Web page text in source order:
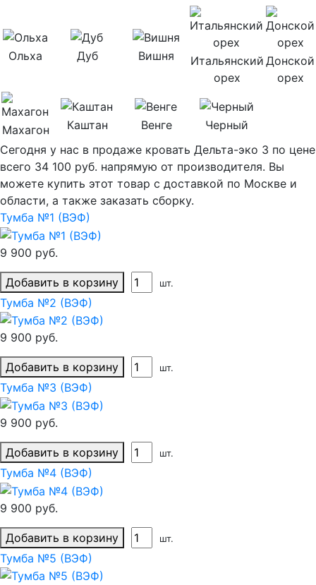
Ольха Дуб Вишня
Итальянский
орех
Донской
орех
Махагон Каштан Венге
Черный
Сегодня у нас в продаже кровать Дельта-эко 3 по цене
всего 34 100 руб. напрямую от производителя. Вы
можете купить этот товар с доставкой по Москве и
области, а также заказать сборку.
Тумба №1 (ВЭФ)
9 900 руб.
Добавить в корзину шт.
Тумба №2 (ВЭФ)
9 900 руб.
Добавить в корзину шт.
Тумба №3 (ВЭФ)
9 900 руб.
Добавить в корзину шт.
Тумба №4 (ВЭФ)
9 900 руб.
Добавить в корзину шт.
Тумба №5 (ВЭФ)